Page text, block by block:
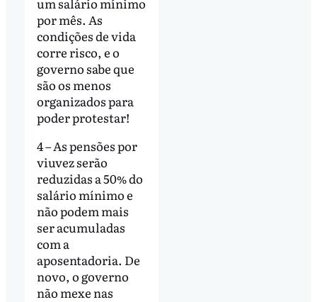
por mês. As
condições de vida
corre risco, e o
governo sabe que
são os menos
organizados para
poder protestar!
4 – As pensões por
viuvez serão
reduzidas a 50% do
salário mínimo e
não podem mais
ser acumuladas
com a
aposentadoria. De
novo, o governo
não mexe nas